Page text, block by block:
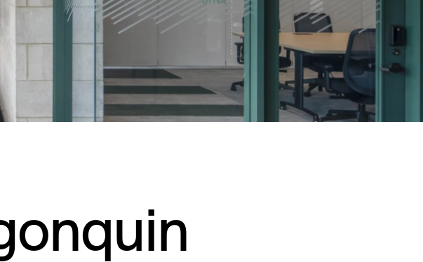
Résidentiel
Restauration
Sport et divertissement
Transport